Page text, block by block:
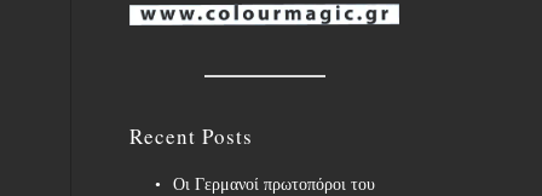
Recent Posts
Οι Γερμανοί πρωτοπόροι του